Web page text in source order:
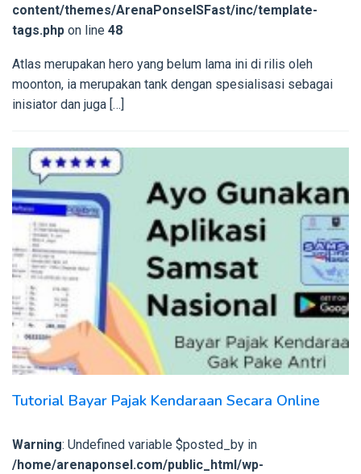
content/themes/ArenaPonselSFast/inc/template-
tags.php on line 48
Atlas merupakan hero yang belum lama ini di rilis oleh
moonton, ia merupakan tank dengan spesialisasi sebagai
inisiator dan juga […]
Tutorial Bayar Pajak Kendaraan Secara Online
Warning: Undefined variable $posted_by in
/home/arenaponsel.com/public_html/wp-